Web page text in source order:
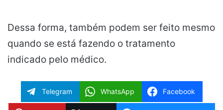
Dessa forma, também podem ser feito mesmo
quando se está fazendo o tratamento
indicado pelo médico.
Telegram WhatsApp Facebook